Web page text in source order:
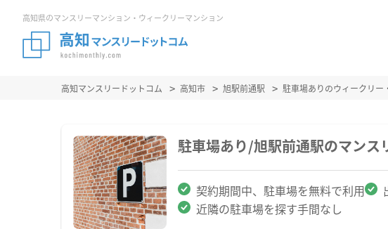
高知県のマンスリーマンション・ウィークリーマンション
高知マンスリードットコム 高知市 旭駅前通駅 駐車場ありのウィークリ
駐車場あり/旭駅前通駅のマンス
契約期間中、駐車場を無料で利用
近隣の駐車場を探す手間なし